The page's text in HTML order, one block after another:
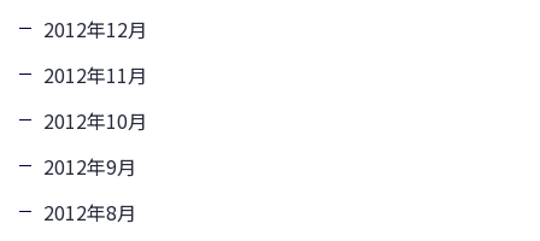
2012年12月
2012年11月
2012年10月
2012年9月
2012年8月